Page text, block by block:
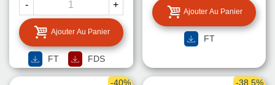
- +
Ajouter Au Panier
FT FDS
Ajouter Au Panier
FT
-40% -38,5%